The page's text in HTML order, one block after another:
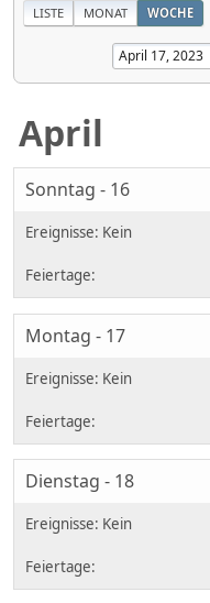
LISTE MONAT WOCHE
April
Sonntag - 16
Montag - 17
Dienstag - 18